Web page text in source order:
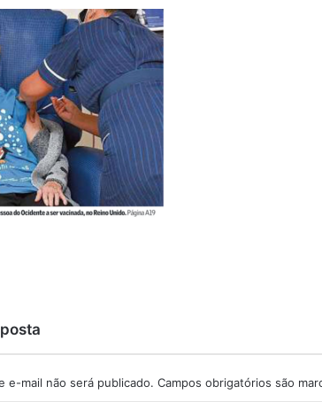
e-mail não será publicado. Campos obrigatórios são